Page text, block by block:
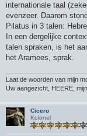
internationale taal
evenzeer. Daarom
Pilatus in 3 talen:
In een dergelijke
talen spraken, is het
het Aramees, sprak.
Laat de woorden van mijn
Uw aangezicht, HEERE,
Cicero
Kolonel